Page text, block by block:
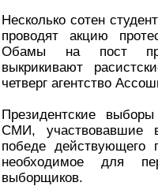
Несколько сотен
проводят акцию
Обамы на пост
выкрикивают
четверг агентство
Президентские
СМИ, участвовавшие
победе действующего
необходимое для
выборщиков.